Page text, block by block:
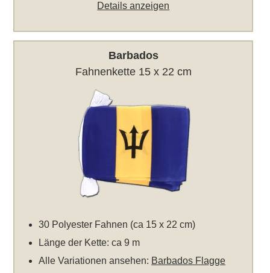
Details anzeigen
Barbados
Fahnenkette 15 x 22 cm
30 Polyester Fahnen (ca 15 x 22 cm)
Länge der Kette: ca 9 m
Alle Variationen ansehen: Barbados Flagge